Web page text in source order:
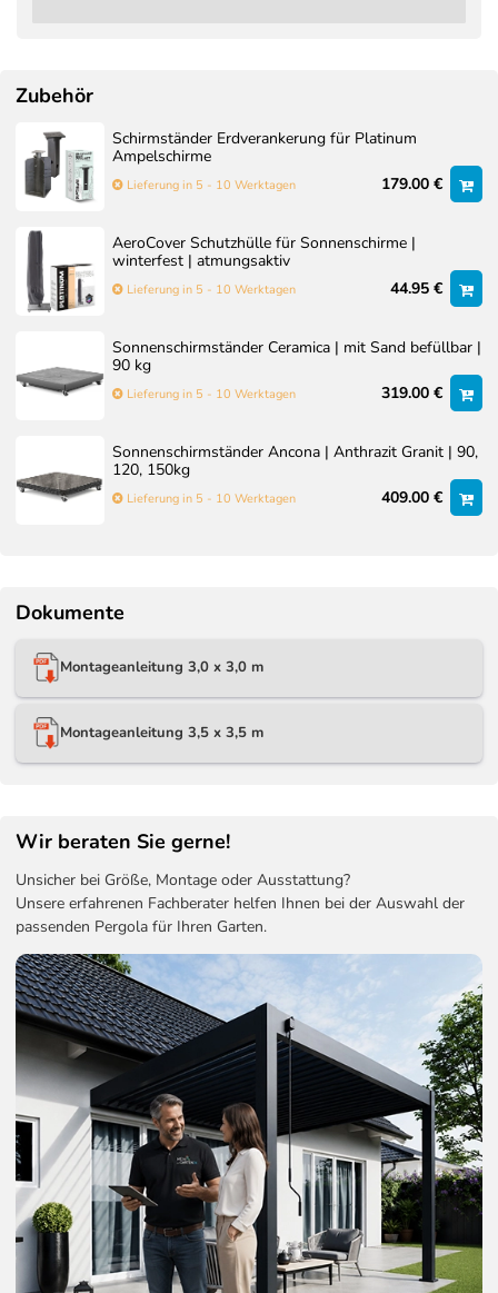
Zubehör
Schirmständer Erdverankerung für Platinum
Ampelschirme
Lieferung in 5 - 10 Werktagen 179.00 €
AeroCover Schutzhülle für Sonnenschirme |
winterfest | atmungsaktiv
Lieferung in 5 - 10 Werktagen 44.95 €
Sonnenschirmständer Ceramica | mit Sand befüllbar |
90 kg
Lieferung in 5 - 10 Werktagen 319.00 €
Sonnenschirmständer Ancona | Anthrazit Granit | 90,
120, 150kg
Lieferung in 5 - 10 Werktagen 409.00 €
Dokumente
Montageanleitung 3,0 x 3,0 m
Montageanleitung 3,5 x 3,5 m
Wir beraten Sie gerne!
Unsicher bei Größe, Montage oder Ausstattung?
Unsere erfahrenen Fachberater helfen Ihnen bei der Auswahl der
passenden Pergola für Ihren Garten.